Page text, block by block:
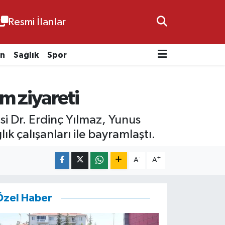
Resmi İlanlar
Sağlık Spor
ziyareti
Dr. Erdinç Yılmaz, Yunus
çalışanları ile bayramlaştı.
A- A+
Haber